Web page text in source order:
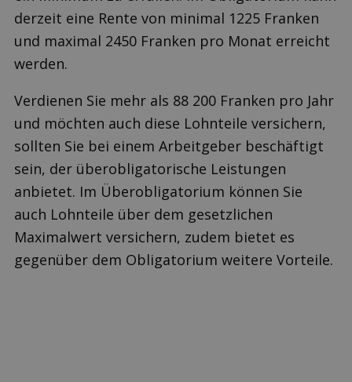
derzeit eine Rente von minimal 1225 Franken
und maximal 2450 Franken pro Monat erreicht
werden.
Verdienen Sie mehr als 88 200 Franken pro Jahr
und möchten auch diese Lohnteile versichern,
sollten Sie bei einem Arbeitgeber beschäftigt
sein, der überobligatorische Leistungen
anbietet. Im Überobligatorium können Sie
auch Lohnteile über dem gesetzlichen
Maximalwert versichern, zudem bietet es
gegenüber dem Obligatorium weitere Vorteile.